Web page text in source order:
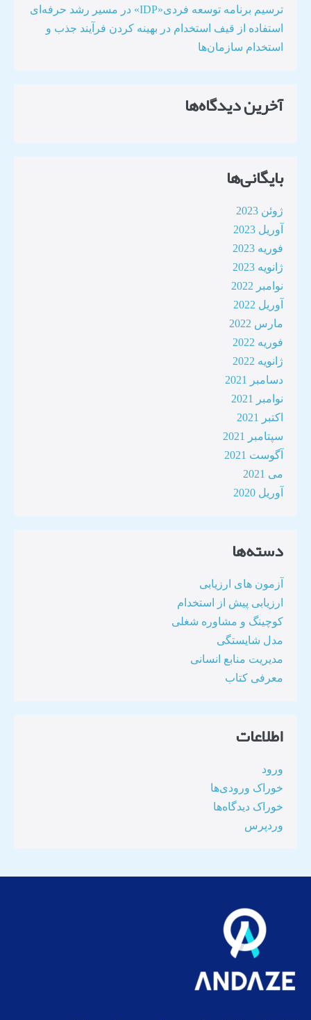
ترسیم برنامه توسعه فردی«IDP» در مسیر رشد حرفه‌ای
استفاده از قیف استخدام در بهینه کردن فرآیند جذب و
استخدام سازمان‌ها​
آخرین دیدگاه‌ها
بایگانی‌ها
ژوئن 2023
آوریل 2023
فوریه 2023
ژانویه 2023
نوامبر 2022
آوریل 2022
مارس 2022
فوریه 2022
ژانویه 2022
دسامبر 2021
نوامبر 2021
اکتبر 2021
سپتامبر 2021
آگوست 2021
می 2021
آوریل 2020
دسته‌ها
آزمون های ارزیابی
ارزیابی پیش از استخدام
کوچینگ و مشاوره شغلی
مدل شایستگی
مدیریت منابع انسانی
معرفی کتاب
اطلاعات
ورود
خوراک ورودی‌ها
خوراک دیدگاه‌ها
وردپرس